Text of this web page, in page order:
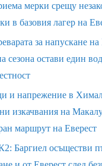
мерки срещу
в базовия лагер на
за напускане на
сезона остави един
и напрежение в
изкачвания на
маршрут на Еверест
Баргиел осъществи